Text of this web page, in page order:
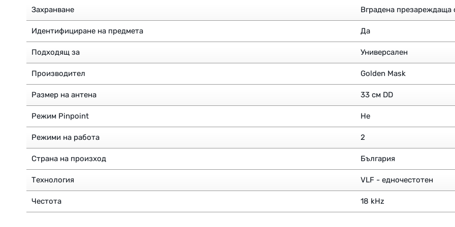
Захранване Вградена презареждаща
Идентифициране на предмета Да
Подходящ за Универсален
Производител Golden Mask
Размер на антена 33 см DD
Режим Pinpoint Не
Режими на работа 2
Страна на произход България
Технология VLF - едночестотен
Честота 18 kHz